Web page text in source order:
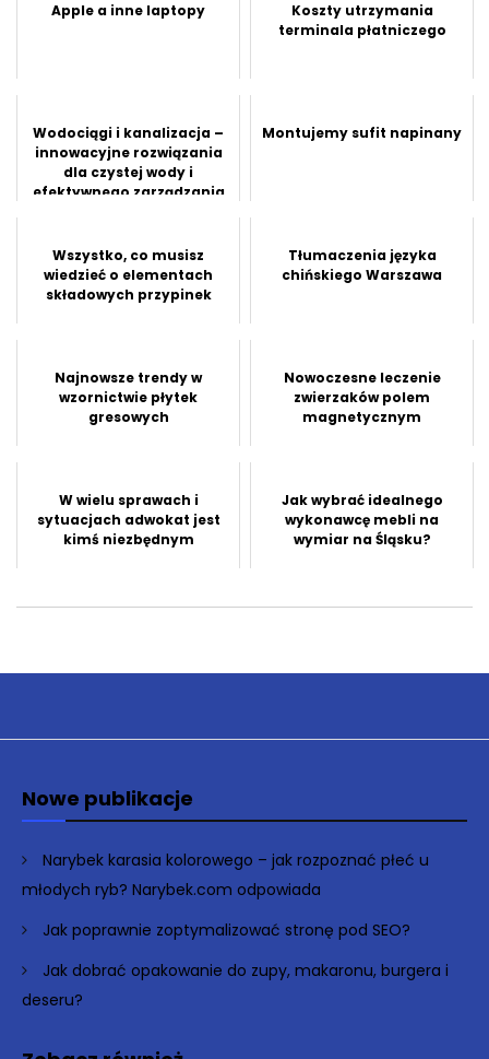
Apple a inne laptopy
Koszty utrzymania
terminala płatniczego
Wodociągi i kanalizacja –
innowacyjne rozwiązania
dla czystej wody i
efektywnego zarządzania
Montujemy sufit napinany
Wszystko, co musisz
wiedzieć o elementach
składowych przypinek
Tłumaczenia języka
chińskiego Warszawa
Najnowsze trendy w
wzornictwie płytek
gresowych
Nowoczesne leczenie
zwierzaków polem
magnetycznym
W wielu sprawach i
sytuacjach adwokat jest
kimś niezbędnym
Jak wybrać idealnego
wykonawcę mebli na
wymiar na Śląsku?
Nowe publikacje
Narybek karasia kolorowego – jak rozpoznać płeć u
młodych ryb? Narybek.com odpowiada
Jak poprawnie zoptymalizować stronę pod SEO?
Jak dobrać opakowanie do zupy, makaronu, burgera i
deseru?